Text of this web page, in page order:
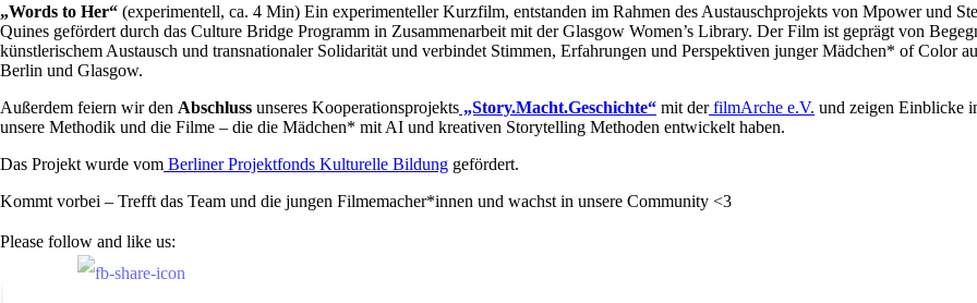
„Words to Her“ (experimentell, ca. 4 Min) Ein experimenteller Kurzfilm, entstanden im Rahmen des Austauschprojekts von Mpower und
Quines gefördert durch das Culture Bridge Programm in Zusammenarbeit mit der Glasgow Women’s Library. Der Film ist geprägt von
künstlerischem Austausch und transnationaler Solidarität und verbindet Stimmen, Erfahrungen und Perspektiven junger Mädchen* of Color
Berlin und Glasgow.
Außerdem feiern wir den Abschluss unseres Kooperationsprojekts „Story.Macht.Geschichte“ mit derfilmArche e.V. und zeigen Einblicke
unsere Methodik und die Filme – die die Mädchen* mit AI und kreativen Storytelling Methoden entwickelt haben.
Das Projekt wurde vom Berliner Projektfonds Kulturelle Bildung gefördert.
Kommt vorbei – Trefft das Team und die jungen Filmemacher*innen und wachst in unsere Community <3
Please follow and like us: